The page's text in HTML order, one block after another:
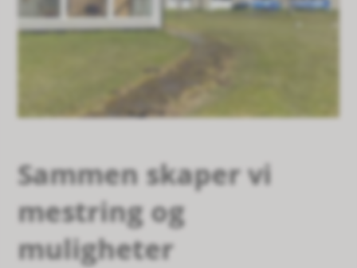
Sammen skaper vi
mestring og
muligheter